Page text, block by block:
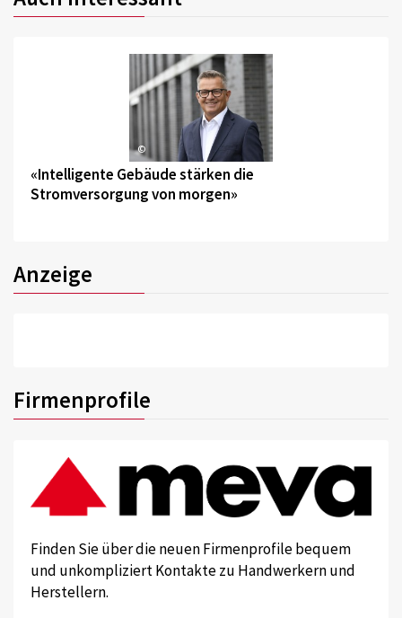
©
«Intelligente Gebäude stärken die
Stromversorgung von morgen»
Anzeige
Firmenprofile
Finden Sie über die neuen Firmenprofile bequem
und unkompliziert Kontakte zu Handwerkern und
Herstellern.